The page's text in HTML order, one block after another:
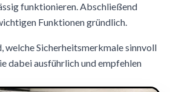
funktionieren. Abschließend
Funktionen gründlich.
welche Sicherheitsmerkmale sinnvoll
dabei ausführlich und empfehlen